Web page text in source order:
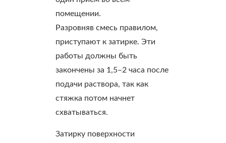
помещении.
Разровняв смесь правилом,
приступают к затирке. Эти
работы должны быть
закончены за 1,5–2 часа после
подачи раствора, так как
стяжка потом начнет
схватываться.
Затирку поверхности